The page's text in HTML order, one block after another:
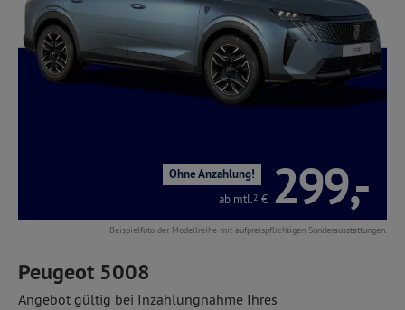
ab mtl.2 €
Ohne Anzahlung! 299,-
Beispielfoto der Modellreihe mit aufpreispflichtigen Sonderausstattungen.
Peugeot 5008
Angebot gültig bei Inzahlungnahme Ihres